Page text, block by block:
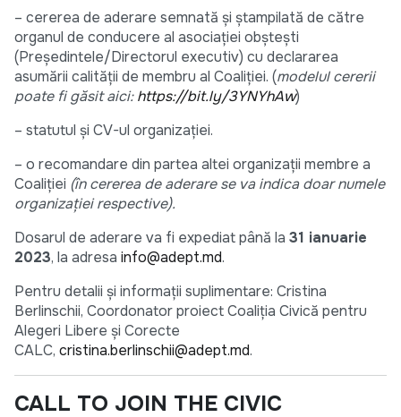
– cererea de aderare semnată și ștampilată de către
organul de conducere al asociației obștești
(Președintele/Directorul executiv) cu declararea
asumării calității de membru al Coaliției. (modelul cererii
poate fi găsit aici:https://bit.ly/3YNYhAw)
– statutul și CV-ul organizației.
– o recomandare din partea altei organizații membre a
Coaliției (în cererea de aderare se va indica doar numele
organizației respective).
Dosarul de aderare va fi expediat până la 31 ianuarie
2023, la adresa info@adept.md.
Pentru detalii și informații suplimentare: Cristina
Berlinschii, Coordonator proiect Coaliția Civică pentru
Alegeri Libere și Corecte
CALC, cristina.berlinschii@adept.md.
CALL TO JOIN THE CIVIC